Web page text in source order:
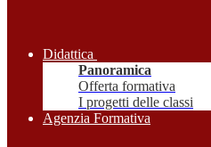
Didattica
Panoramica
Offerta formativa
I progetti delle classi
Agenzia Formativa